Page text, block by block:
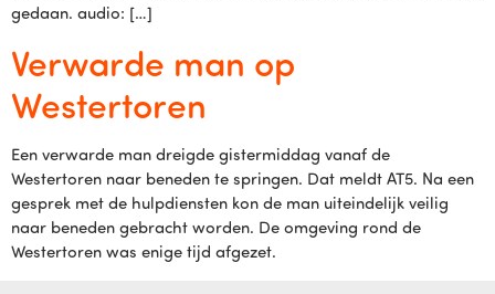
gedaan. audio: […]
Verwarde man op
Westertoren
Een verwarde man dreigde gistermiddag vanaf de
Westertoren naar beneden te springen. Dat meldt AT5. Na een
gesprek met de hulpdiensten kon de man uiteindelijk veilig
naar beneden gebracht worden. De omgeving rond de
Westertoren was enige tijd afgezet.